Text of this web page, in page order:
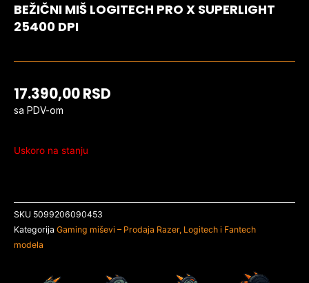
BEŽIČNI MIŠ LOGITECH PRO X SUPERLIGHT
25400 DPI
17.390,00RSD
sa PDV-om
Uskoro na stanju
SKU 5099206090453
Kategorija Gaming miševi – Prodaja Razer, Logitech i Fantech
modela